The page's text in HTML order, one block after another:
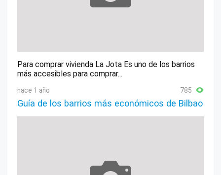
Para comprar vivienda La Jota Es uno de los barrios
más accesibles para comprar...
hace 1 año 785
Guía de los barrios más económicos de Bilbao